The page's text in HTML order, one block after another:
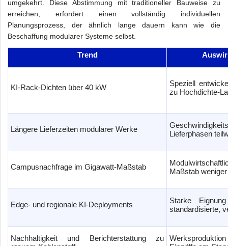
umgekehrt. Diese Abstimmung mit traditioneller Bauweise zu
erreichen, erfordert einen vollständig individuellen
Planungsprozess, der ähnlich lange dauern kann wie die
Beschaffung modularer Systeme selbst.
Trend
KI-Rack-Dichten über 40 kW
Speziell
zu Hochdichte-
Längere Lieferzeiten modularer Werke
Lieferphasen
Campusnachfrage im Gigawatt-Maßstab
Maßstab
Edge- und regionale KI-Deployments
Starke
standardisierte,
Nachhaltigkeit und Berichterstattung zu